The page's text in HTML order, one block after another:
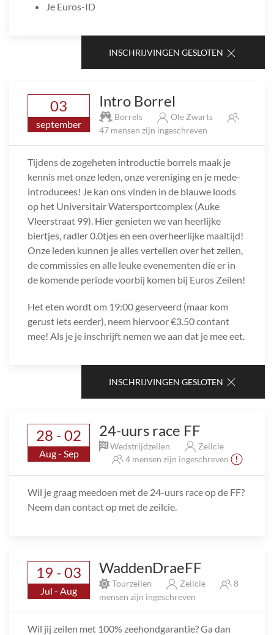
Je Euros-ID
INSCHRIJVINGEN GESLOTEN
03
september
Intro Borrel
Borrels
Ole Zwarts
47 mensen zijn ingeschreven
Tijdens de zogeheten introductie borrels maak je
kennis met onze leden, onze vereniging en je mede-
introducees! Je kan ons vinden in de blauwe loods
op het Universitair Watersportcomplex (Auke
Vleerstraat 99). Hier genieten we van heerlijke
biertjes, radler 0.0tjes en een overheerlijke maaltijd!
Onze leden kunnen je alles vertellen over het zeilen,
de commissies en alle leuke evenementen die er in
de komende periode voorbij komen bij Euros Zeilen!
Het eten wordt om 19:00 geserveerd (maar kom
gerust iets eerder), neem hiervoor €3.50 contant
mee! Als je je inschrijft nemen we aan dat je mee eet.
INSCHRIJVINGEN GESLOTEN
28 - 02
Aug - Sep
24-uurs race FF
Wedstrijdzeilen
Zeilcie
4 mensen zijn ingeschreven
Wil je graag meedoen met de 24-uurs race op de FF?
Neem dan contact op met de zeilcie.
19 - 03
Jul - Aug
WaddenDraeFF
Tourzeilen Zeilcie
8
mensen zijn ingeschreven
Wil jij zeilen met 100% zeehondgarantie? Ga dan